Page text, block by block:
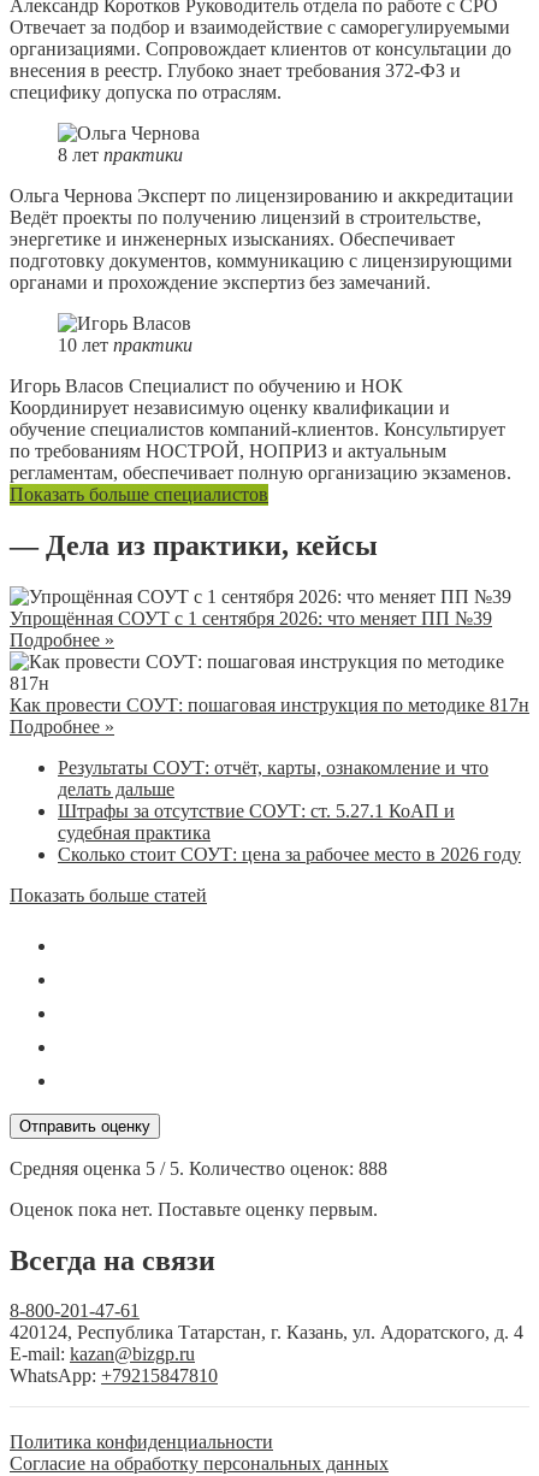
Александр Коротков Руководитель отдела по работе с СРО
Отвечает за подбор и взаимодействие с саморегулируемыми
организациями. Сопровождает клиентов от консультации до
внесения в реестр. Глубоко знает требования 372-ФЗ и
специфику допуска по отраслям.
8 лет практики
Ольга Чернова Эксперт по лицензированию и аккредитации
Ведёт проекты по получению лицензий в строительстве,
энергетике и инженерных изысканиях. Обеспечивает
подготовку документов, коммуникацию с лицензирующими
органами и прохождение экспертиз без замечаний.
10 лет практики
Игорь Власов Специалист по обучению и НОК
Координирует независимую оценку квалификации и
обучение специалистов компаний-клиентов. Консультирует
по требованиям НОСТРОЙ, НОПРИЗ и актуальным
регламентам, обеспечивает полную организацию экзаменов.
Показать больше специалистов
— Дела из практики, кейсы
Упрощённая СОУТ с 1 сентября 2026: что меняет ПП №39
Подробнее »
Как провести СОУТ: пошаговая инструкция по методике 817н
Подробнее »
Результаты СОУТ: отчёт, карты, ознакомление и что
делать дальше
Штрафы за отсутствие СОУТ: ст. 5.27.1 КоАП и
судебная практика
Сколько стоит СОУТ: цена за рабочее место в 2026 году
Показать больше статей
Отправить оценку
Средняя оценка 5 / 5. Количество оценок: 888
Оценок пока нет. Поставьте оценку первым.
Всегда на связи
8-800-201-47-61
420124, Республика Татарстан, г. Казань, ул. Адоратского, д. 4
E-mail: kazan@bizgp.ru
WhatsApp: +79215847810
Политика конфиденциальности
Согласие на обработку персональных данных